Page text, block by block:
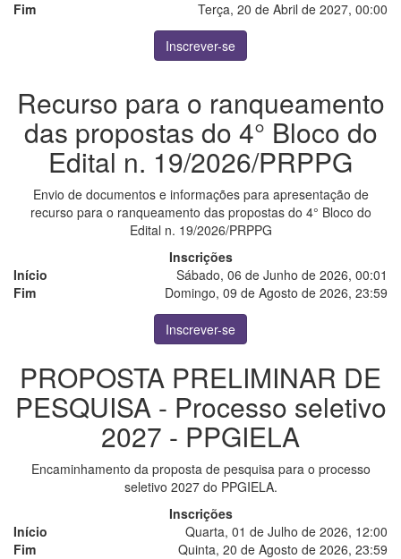
Fim
Terça, 20 de Abril de 2027, 00:00
Inscrever-se
Recurso para o ranqueamento
das propostas do 4° Bloco do
Edital n. 19/2026/PRPPG
Envio de documentos e informações para apresentação de
recurso para o ranqueamento das propostas do 4° Bloco do
Edital n. 19/2026/PRPPG
Inscrições
Início
Sábado, 06 de Junho de 2026, 00:01
Fim
Domingo, 09 de Agosto de 2026, 23:59
Inscrever-se
PROPOSTA PRELIMINAR DE
PESQUISA - Processo seletivo
2027 - PPGIELA
Encaminhamento da proposta de pesquisa para o processo
seletivo 2027 do PPGIELA.
Inscrições
Início
Quarta, 01 de Julho de 2026, 12:00
Fim
Quinta, 20 de Agosto de 2026, 23:59